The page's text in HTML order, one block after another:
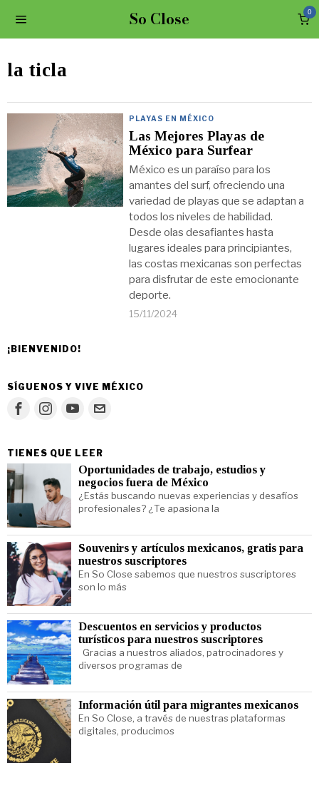
So Close 0
la ticla
PLAYAS EN MÉXICO
Las Mejores Playas de
México para Surfear
México es un paraíso para los
amantes del surf, ofreciendo una
variedad de playas que se adaptan a
todos los niveles de habilidad.
Desde olas desafiantes hasta
lugares ideales para principiantes,
las costas mexicanas son perfectas
para disfrutar de este emocionante
deporte.
15/11/2024
¡BIENVENIDO!
SÍGUENOS Y VIVE MÉXICO
TIENES QUE LEER
Oportunidades de trabajo, estudios y
negocios fuera de México
¿Estás buscando nuevas experiencias y desafíos
profesionales? ¿Te apasiona la
Souvenirs y artículos mexicanos, gratis para
nuestros suscriptores
En So Close sabemos que nuestros suscriptores
son lo más
Descuentos en servicios y productos
turísticos para nuestros suscriptores
Gracias a nuestros aliados, patrocinadores y
diversos programas de
Información útil para migrantes mexicanos
En So Close, a través de nuestras plataformas
digitales, producimos